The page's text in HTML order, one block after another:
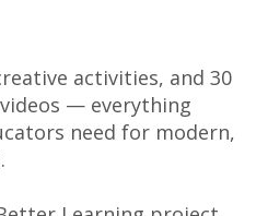
activities, and 30
— everything
need for modern,